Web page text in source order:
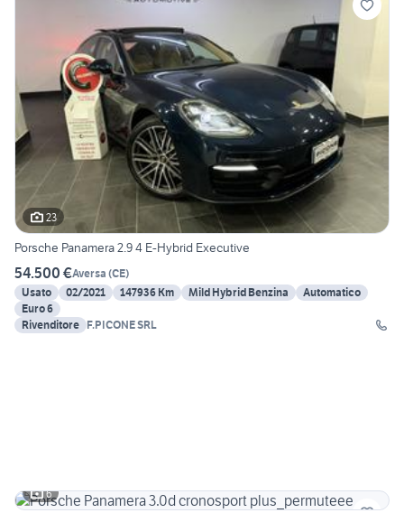
23
Porsche Panamera 2.9 4 E-Hybrid Executive
54.500 €Aversa (CE)
Usato
02/2021 147936 Km Mild Hybrid Benzina
Automatico
Euro 6
Rivenditore F.PICONE SRL
6